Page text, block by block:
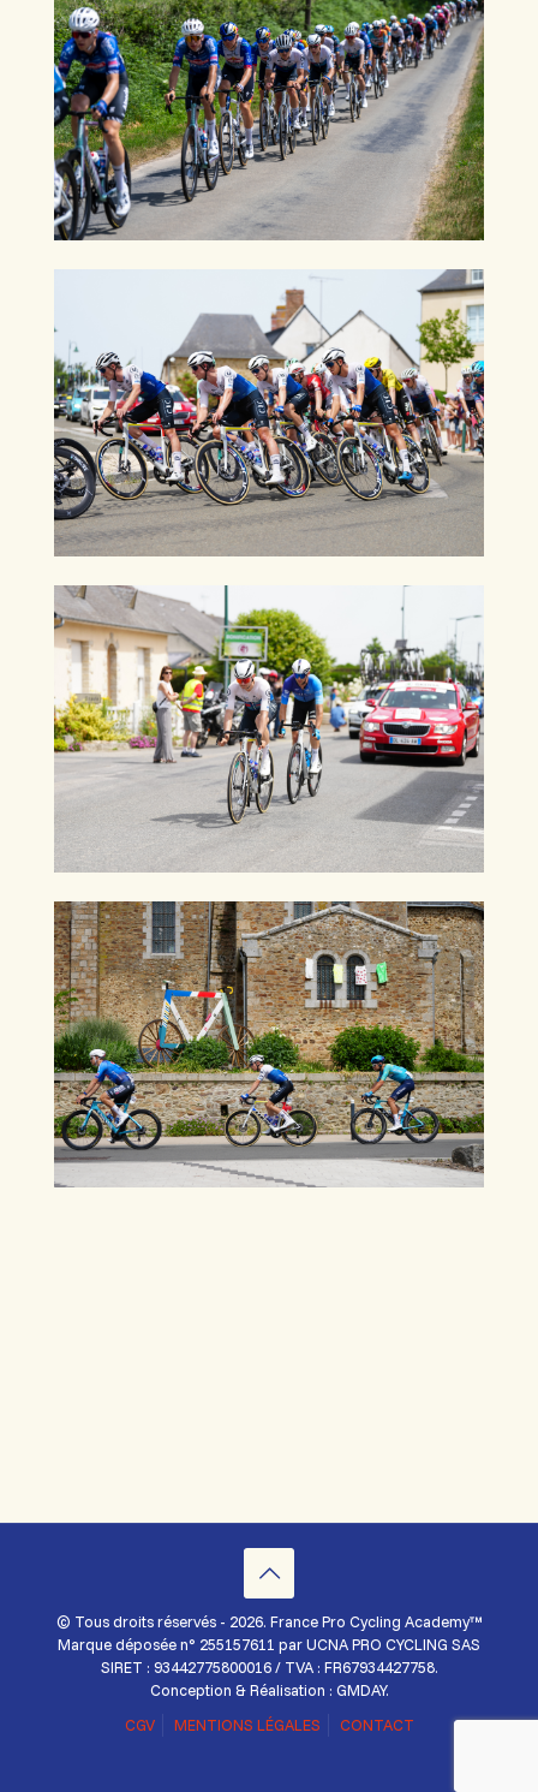
© Tous droits réservés - 2026. France Pro Cycling Academy™
Marque déposée n° 255157611 par UCNA PRO CYCLING SAS
SIRET : 93442775800016 / TVA : FR67934427758.
Conception & Réalisation : GMDAY.
CGV
MENTIONS LÉGALES CONTACT